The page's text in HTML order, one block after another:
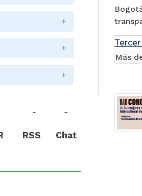
RSS Chat
Más